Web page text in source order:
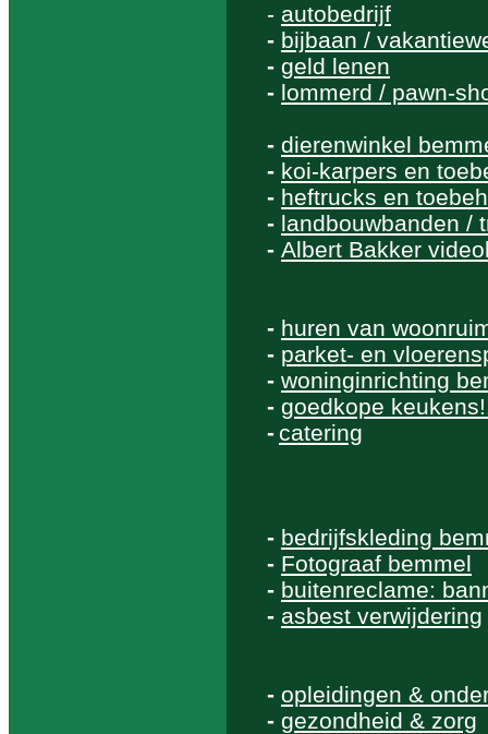
- autobedrijf
- bijbaan /
- geld lenen
- lommerd / pawn-
- dierenwinkel
- koi-karpers en
- heftrucks en
- landbouwbanden /
- Albert Bakker
- huren van
- parket- en
- woninginrichting
- goedkope
- catering
- bedrijfskleding
- Fotograaf bemmel
- buitenreclame:
- asbest verwijdering
- opleidingen &
- gezondheid & zorg